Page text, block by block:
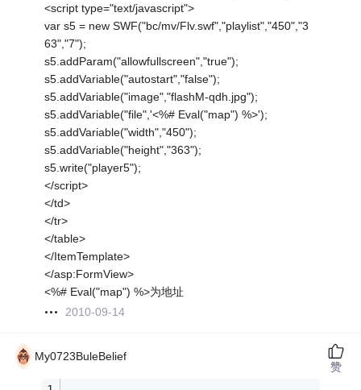
<script type="text/javascript">
var s5 = new SWF("bc/mv/Flv.swf","playlist","450","3
63","7");
s5.addParam("allowfullscreen","true");
s5.addVariable("autostart","false");
s5.addVariable("image","flashM-qdh.jpg");
s5.addVariable("file",'<%# Eval("map") %>');
s5.addVariable("width","450");
s5.addVariable("height","363");
s5.write("player5");
</script>
</td>
</tr>
</table>
</ItemTemplate>
</asp:FormView>
<%# Eval("map") %>为地址
2010-09-14
My0723BuleBelief
赞